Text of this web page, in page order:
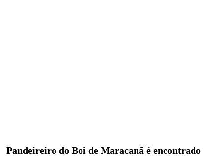
Pandeireiro do Boi de Maracanã é encontrado